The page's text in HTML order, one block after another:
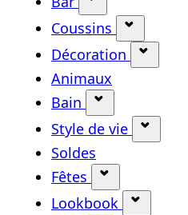
Afficher le
Coussins
Afficher
Décoration
Animaux
Bain
Afficher le
Style de vie
Soldes
Fêtes
Afficher le
Lookbook